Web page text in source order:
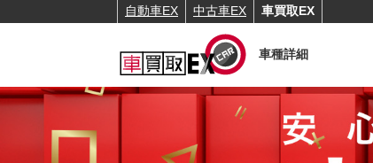
自動車EX 中古車EX 車買取EX
車種詳細